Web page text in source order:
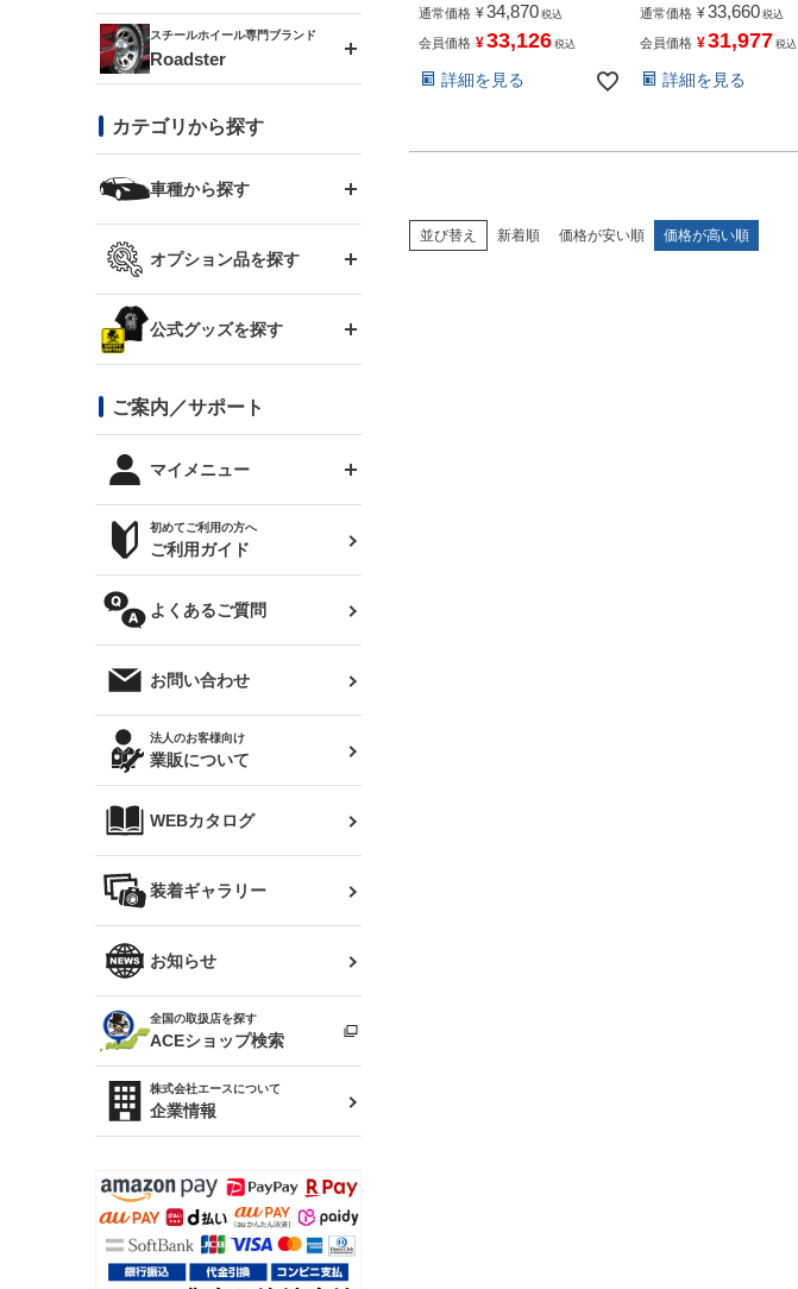
雷神(S15)
龍神(チェイサー)
レーシングライン
アタックライン
ストリームライン
スタイリッシュライン
ブラッシュフェンダー
コンバットアイ
GTウイング
リアウイング
ルーフウイング
ボンネット
カナード
外装・補修パーツ
オリジンアーム(足回り)
レンズ
マフラー
MUD-S7
ボンネット
フェンダー
サイドパーツ
リアウイング
リアゲート
メンテナンスパーツ
LUX MODEL SP
LUX MODEL
RUGGER MODEL
GROUND MODEL
PHANTOM LIP
DTM:exclusive
オーバーフェンダー
リアウイング
スムージングバンパー
ワイパーガード
内装パーツ
スチールホイール専門ブランド
Roadster
DAYTONA-RS
DAYTONA-RS NEO
まつど家 鉄漢
まつど家 鉄心
まつど家 鉄八
カテゴリから探す
車種から探す
トヨタ
JZX110 マークⅡ
ハイエース
レビン
トレノ
マークX
クラウン
クラウンマジェスタ
アリスト
ソアラ
アルテッツァ
プロボックス
RAV4
シルビア S13
シルビア S14 前期
シルビア S15
180SX
ワンビア
Z32 フェアレディZ
R34 スカイライン
スカイライン
（ER34/R33/ECR33/R32）
キャラバン
ローレル
セフィーロ
スズキ
RX-7
スバル
BRZ
レクサス
三菱
デリカ D:5
軽自動車
汎用
オプション品を探す
GTウイング用ラダー
コンバットアイ用ライト
オプションタイヤ
サマータイヤ
ジムニー用タイヤ
ハイエース・バン用タイ
ホイールナット
公式グッズを探す
ステッカー
トップス(半袖)
トップス(長袖)
パーカー
オーバーオール(つなぎ)
タオル
帽子
バッグ
ファッション小物
雑貨・ステーショナリー
ベビー用品
ご案内／サポート
マイメニュー
ログインする
お気に入りリスト
クーポンを見る
閲覧履歴
ニュースレターお申し込み
初めてご利用の方へ
ご利用ガイド
よくあるご質問
お問い合わせ
法人のお客様向け
業販について
WEBカタログ
装着ギャラリー
お知らせ
全国の取扱店を探す
ACEショップ検索
株式会社エースについて
企業情報
通常価格 ¥34,870 税込
会員価格 ¥33,126 税込
詳細を見る
通常価格 ¥33,660 税込
会員価格 ¥31,977 税込
詳細を見る
並び替え 新着順 価格が安い順 価格が高い順